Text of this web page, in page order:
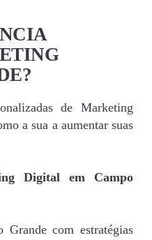
de Marketing
a sua a aumentar suas
Digital em Campo
com estratégias